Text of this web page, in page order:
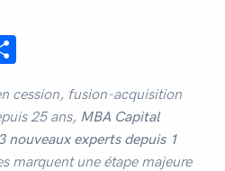
cession, fusion-acquisition
25 ans, MBA Capital
nouveaux experts depuis 1
marquent une étape majeure